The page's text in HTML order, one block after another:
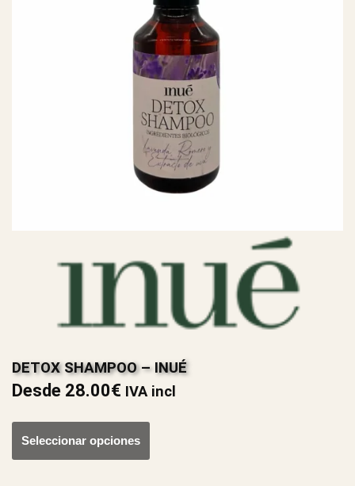
DETOX SHAMPOO – INUÉ
Desde 28.00€ IVA incl
Seleccionar opciones